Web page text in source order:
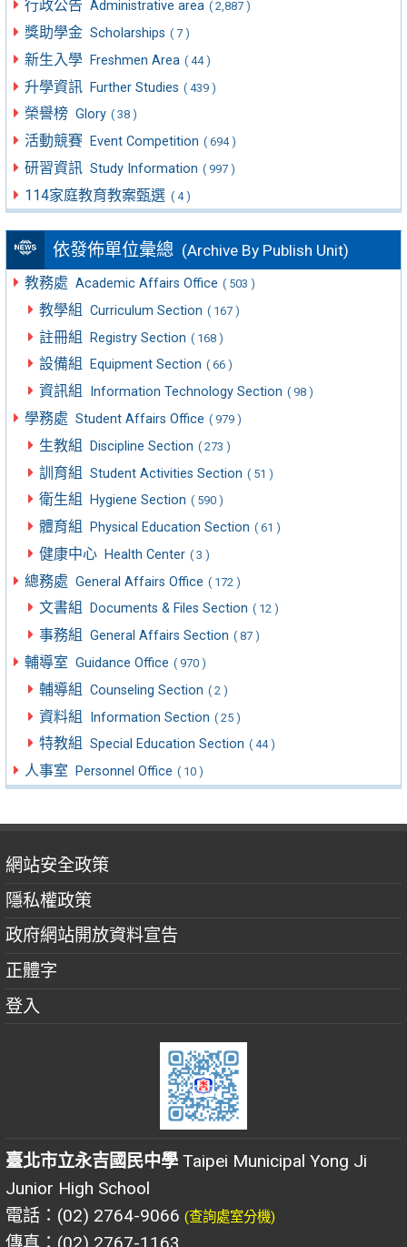
行政公告 Administrative area ( 2,887 )
獎助學金 Scholarships ( 7 )
新生入學 Freshmen Area ( 44 )
升學資訊 Further Studies ( 439 )
榮譽榜 Glory ( 38 )
活動競賽 Event Competition ( 694 )
研習資訊 Study Information ( 997 )
114家庭教育教案甄選 ( 4 )
依發佈單位彙總 (Archive By Publish Unit)
教務處 Academic Affairs Office ( 503 )
教學組 Curriculum Section ( 167 )
註冊組 Registry Section ( 168 )
設備組 Equipment Section ( 66 )
資訊組 Information Technology Section ( 98 )
學務處 Student Affairs Office ( 979 )
生教組 Discipline Section ( 273 )
訓育組 Student Activities Section ( 51 )
衛生組 Hygiene Section ( 590 )
體育組 Physical Education Section ( 61 )
健康中心 Health Center ( 3 )
總務處 General Affairs Office ( 172 )
文書組 Documents & Files Section ( 12 )
事務組 General Affairs Section ( 87 )
輔導室 Guidance Office ( 970 )
輔導組 Counseling Section ( 2 )
資料組 Information Section ( 25 )
特教組 Special Education Section ( 44 )
人事室 Personnel Office ( 10 )
網站安全政策
隱私權政策
政府網站開放資料宣告
正體字
登入
臺北市立永吉國民中學 Taipei Municipal Yong Ji
Junior High School
電話：(02) 2764-9066 (查詢處室分機)
傳真：(02) 2767-1163